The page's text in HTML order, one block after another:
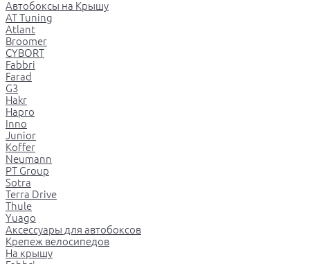
Автобоксы на Крышу
AT Tuning
Atlant
Broomer
CYBORT
Fabbri
Farad
G3
Hakr
Hapro
Inno
Junior
Koffer
Neumann
PT Group
Sotra
Terra Drive
Thule
Yuago
Аксессуары для автобоксов
Крепеж велосипедов
На крышу